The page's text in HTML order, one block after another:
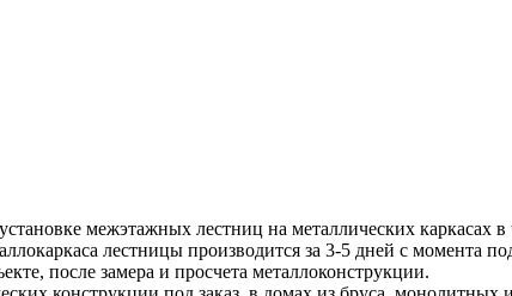
межэтажных лестниц на металлических каркасах в
лестницы производится за 3-5 дней с момента
после замера и просчета металлоконструкции.